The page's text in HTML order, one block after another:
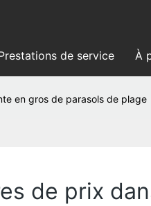
de service À
en gros de parasols de plage
de prix